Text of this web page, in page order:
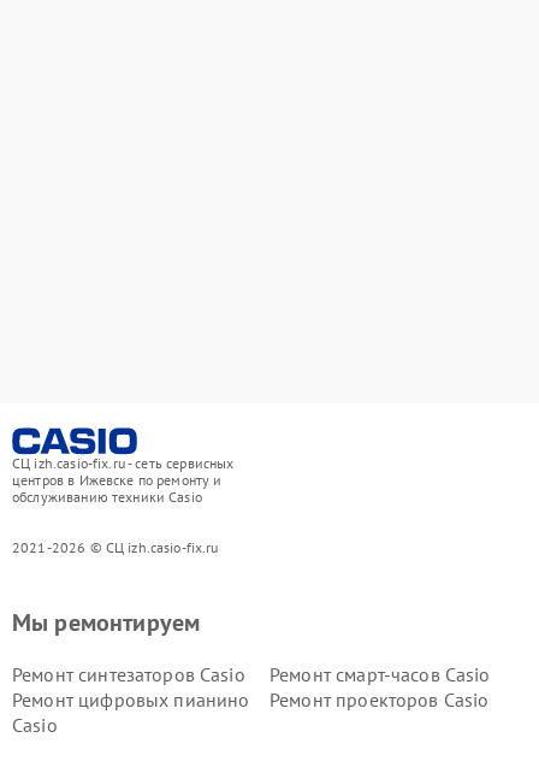
СЦ izh.casio-fix.ru - сеть сервисных
центров в Ижевске по ремонту и
обслуживанию техники Casio
2021-2026 © СЦ izh.casio-fix.ru
Мы ремонтируем
Ремонт синтезаторов Casio
Ремонт смарт-часов Casio
Ремонт цифровых пианино
Casio
Ремонт проекторов Casio